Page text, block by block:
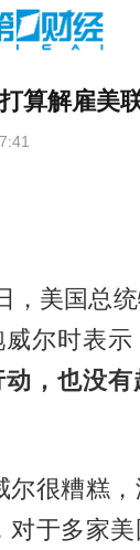
算解雇美
，美国总
尔时表示
，也没有
尔很糟糕
对于多家